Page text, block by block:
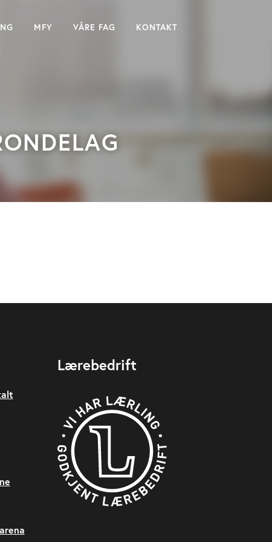
MFY VÅRE FAG KONTAKT
Lærebedrift